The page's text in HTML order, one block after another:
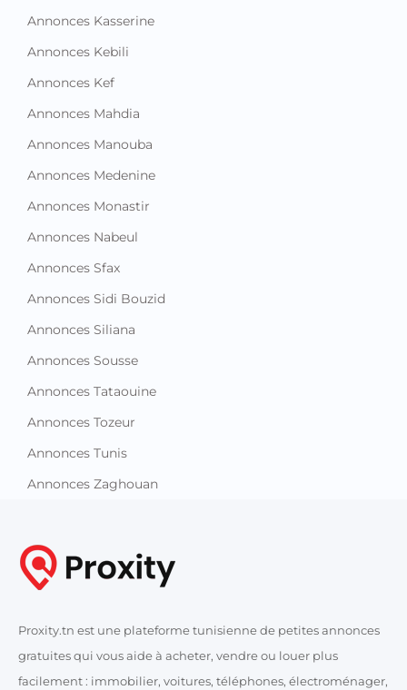
Annonces Kasserine
Annonces Kebili
Annonces Kef
Annonces Mahdia
Annonces Manouba
Annonces Medenine
Annonces Monastir
Annonces Nabeul
Annonces Sfax
Annonces Sidi Bouzid
Annonces Siliana
Annonces Sousse
Annonces Tataouine
Annonces Tozeur
Annonces Tunis
Annonces Zaghouan
Proxity.tn est une plateforme tunisienne de petites annonces
gratuites qui vous aide à acheter, vendre ou louer plus
facilement : immobilier, voitures, téléphones, électroménager,